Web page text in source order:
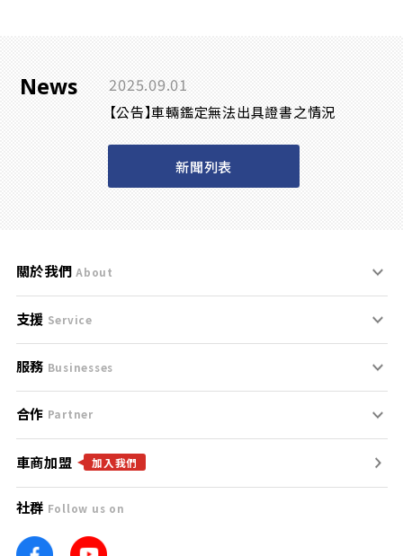
News 2025.09.01
【公告】車輛鑑定無法出具證書之情況
新聞列表
關於我們 About
刊登規範
服務條款
免責聲明
隱私權政策
團隊
支援 Service
支援中心
聯絡我們
服務 Businesses
什麼是Goo鑑定？
找好車
找好店
合作 Partner
合作夥伴
廣告合作
車商加盟 加入我們
社群 Follow us on